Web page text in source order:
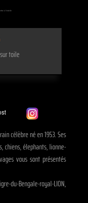
à l'échelle
toile
célèbre né en 1953. Ses
chiens, élephants, lionne-
vous sont présentés
du-Bengale-royal-LION,